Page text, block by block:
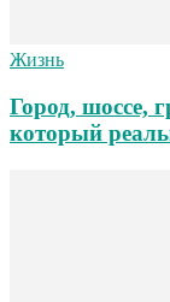
Жизнь
Город, шоссе,
который